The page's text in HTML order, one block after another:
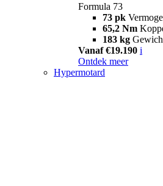
Formula 73
73 pk
65,2 Nm
183 kg
Vanaf €19.190 i
Ontdek meer
Hypermotard